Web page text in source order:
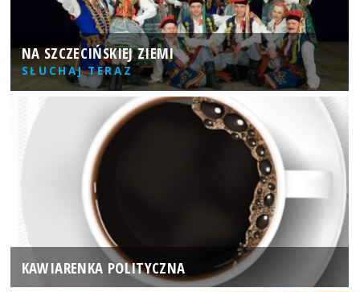
NA SZCZECIŃSKIEJ ZIEMI
SŁUCHAJ TERAZ
KAWIARENKA POLITYCZNA